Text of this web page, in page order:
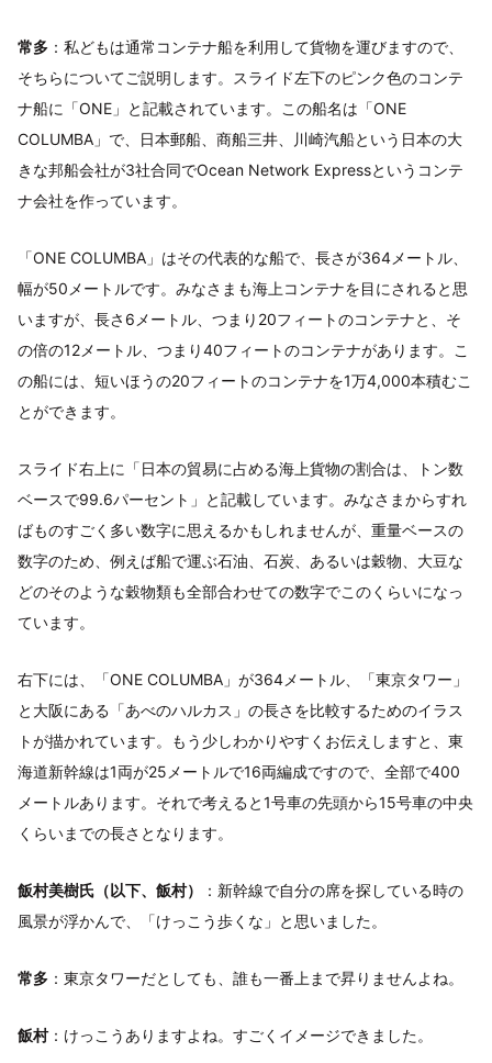
常多 ：私どもは通常コンテナ船を利用して貨物を運びますので、
そちらについてご説明します。スライド左下のピンク色のコンテ
ナ船に「ONE」と記載されています。この船名は「ONE
COLUMBA」で、日本郵船、商船三井、川崎汽船という日本の大
きな邦船会社が3社合同でOcean Network Expressというコンテ
ナ会社を作っています。
「ONE COLUMBA」はその代表的な船で、長さが364メートル、
幅が50メートルです。みなさまも海上コンテナを目にされると思
いますが、長さ6メートル、つまり20フィートのコンテナと、そ
の倍の12メートル、つまり40フィートのコンテナがあります。こ
の船には、短いほうの20フィートのコンテナを1万4,000本積むこ
とができます。
スライド右上に「日本の貿易に占める海上貨物の割合は、トン数
ベースで99.6パーセント」と記載しています。みなさまからすれ
ばものすごく多い数字に思えるかもしれませんが、重量ベースの
数字のため、例えば船で運ぶ石油、石炭、あるいは穀物、大豆な
どのそのような穀物類も全部合わせての数字でこのくらいになっ
ています。
右下には、「ONE COLUMBA」が364メートル、「東京タワー」
と大阪にある「あべのハルカス」の長さを比較するためのイラス
トが描かれています。もう少しわかりやすくお伝えしますと、東
海道新幹線は1両が25メートルで16両編成ですので、全部で400
メートルあります。それで考えると1号車の先頭から15号車の中央
くらいまでの長さとなります。
飯村美樹氏（以下、飯村）
：新幹線で自分の席を探している時の
風景が浮かんで、「けっこう歩くな」と思いました。
常多 ：東京タワーだとしても、誰も一番上まで昇りませんよね。
飯村：けっこうありますよね。すごくイメージできました。